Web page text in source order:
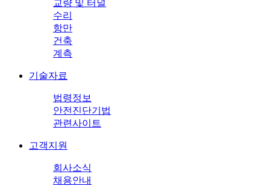
교량 및 터널
수리
항만
건축
계측
기술자료
법령정보
안전진단기법
관련사이트
고객지원
회사소식
채용안내